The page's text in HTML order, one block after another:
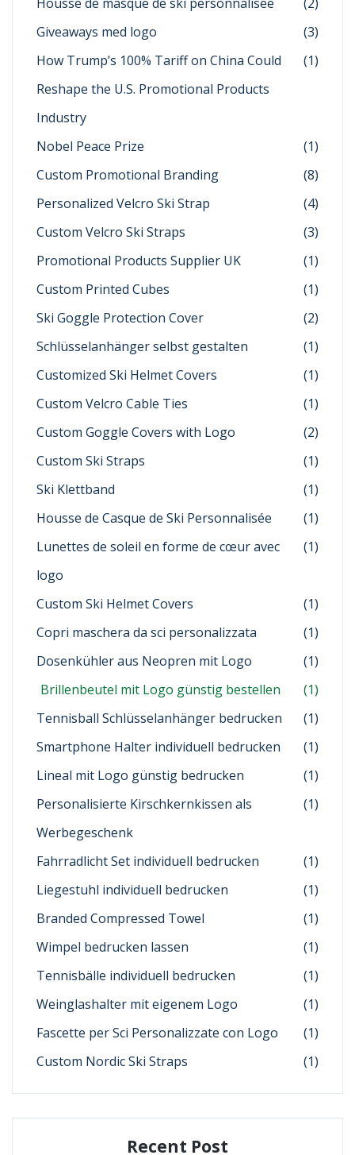
Giveaways med logo
(3)
How Trump’s 100% Tariff on China Could
Reshape the U.S. Promotional Products
Industry
(1)
Nobel Peace Prize
(1)
Custom Promotional Branding
(8)
Personalized Velcro Ski Strap
(4)
Custom Velcro Ski Straps
(3)
Promotional Products Supplier UK
(1)
Custom Printed Cubes
(1)
Ski Goggle Protection Cover
(2)
Schlüsselanhänger selbst gestalten
(1)
Customized Ski Helmet Covers
(1)
Custom Velcro Cable Ties
(1)
Custom Goggle Covers with Logo
(2)
Custom Ski Straps
(1)
Ski Klettband
(1)
Housse de Casque de Ski Personnalisée
(1)
Lunettes de soleil en forme de cœur avec
logo
(1)
Custom Ski Helmet Covers
(1)
Copri maschera da sci personalizzata
(1)
Dosenkühler aus Neopren mit Logo
(1)
Brillenbeutel mit Logo günstig bestellen
(1)
Tennisball Schlüsselanhänger bedrucken
(1)
Smartphone Halter individuell bedrucken
(1)
Lineal mit Logo günstig bedrucken
(1)
Personalisierte Kirschkernkissen als
Werbegeschenk
(1)
Fahrradlicht Set individuell bedrucken
(1)
Liegestuhl individuell bedrucken
(1)
Branded Compressed Towel
(1)
Wimpel bedrucken lassen
(1)
Tennisbälle individuell bedrucken
(1)
Weinglashalter mit eigenem Logo
(1)
Fascette per Sci Personalizzate con Logo
(1)
Custom Nordic Ski Straps
(1)
Recent Post